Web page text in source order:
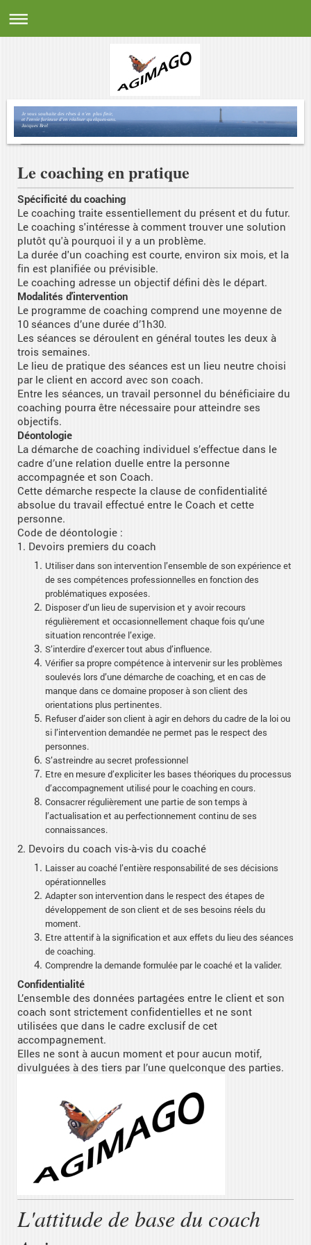
Je vous souhaite des rêves à n'en plus finir,
et l'envie furieuse d'en réaliser quelques-uns.
Jacques Brel
Le coaching en pratique
Spécificité du coaching
Le coaching traite essentiellement du présent et du futur.
Le coaching s'intéresse à comment trouver une solution
plutôt qu'à pourquoi il y a un problème.
La durée d'un coaching est courte, environ six mois, et la
fin est planifiée ou prévisible.
Le coaching adresse un objectif défini dès le départ.
Modalités d'intervention
Le programme de coaching comprend une moyenne de
10 séances d’une durée d’1h30.
Les séances se déroulent en général toutes les deux à
trois semaines.
Le lieu de pratique des séances est un lieu neutre choisi
par le client en accord avec son coach.
Entre les séances, un travail personnel du bénéficiaire du
coaching pourra être nécessaire pour atteindre ses
objectifs.
Déontologie
La démarche de coaching individuel s’effectue dans le
cadre d’une relation duelle entre la personne
accompagnée et son Coach.
Cette démarche respecte la clause de confidentialité
absolue du travail effectué entre le Coach et cette
personne.
Code de déontologie :
1. Devoirs premiers du coach
Utiliser dans son intervention l’ensemble de son expérience et
de ses compétences professionnelles en fonction des
problématiques exposées.
Disposer d’un lieu de supervision et y avoir recours
régulièrement et occasionnellement chaque fois qu’une
situation rencontrée l’exige.
S’interdire d’exercer tout abus d’influence.
Vérifier sa propre compétence à intervenir sur les problèmes
soulevés lors d’une démarche de coaching, et en cas de
manque dans ce domaine proposer à son client des
orientations plus pertinentes.
Refuser d’aider son client à agir en dehors du cadre de la loi ou
si l’intervention demandée ne permet pas le respect des
personnes.
S’astreindre au secret professionnel
Etre en mesure d’expliciter les bases théoriques du processus
d’accompagnement utilisé pour le coaching en cours.
Consacrer régulièrement une partie de son temps à
l’actualisation et au perfectionnement continu de ses
connaissances.
2. Devoirs du coach vis-à-vis du coaché
Laisser au coaché l’entière responsabilité de ses décisions
opérationnelles
Adapter son intervention dans le respect des étapes de
développement de son client et de ses besoins réels du
moment.
Etre attentif à la signification et aux effets du lieu des séances
de coaching.
Comprendre la demande formulée par le coaché et la valider.
Confidentialité
L’ensemble des données partagées entre le client et son
coach sont strictement confidentielles et ne sont
utilisées que dans le cadre exclusif de cet
accompagnement.
Elles ne sont à aucun moment et pour aucun motif,
divulguées à des tiers par l’une quelconque des parties.
L'attitude de base du coach